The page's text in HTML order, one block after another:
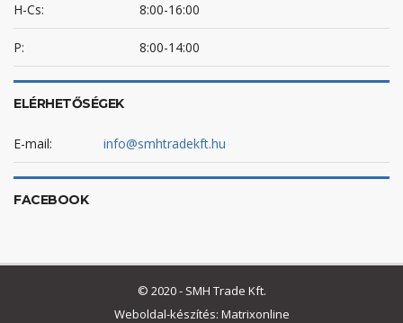
H-Cs: 8:00-16:00
P: 8:00-14:00
ELÉRHETŐSÉGEK
E-mail: info@smhtradekft.hu
FACEBOOK
© 2020 - SMH Trade Kft.
Weboldal-készítés: Matrixonline